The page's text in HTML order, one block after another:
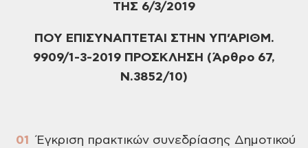
ΤΗΣ 6/3/2019
ΠΟΥ ΕΠΙΣΥΝΑΠΤΕΤΑΙ ΣΤΗΝ ΥΠ’ΑΡΙΘΜ.
9909/1-3-2019 ΠΡΟΣΚΛΗΣΗ (Άρθρο 67,
Ν.3852/10)
Έγκριση πρακτικών συνεδρίασης Δημοτικού